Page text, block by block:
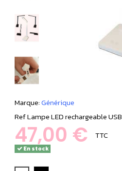
Marque:Générique
RefLampe LED rechargeable USB
47,00 € TTC
En stock